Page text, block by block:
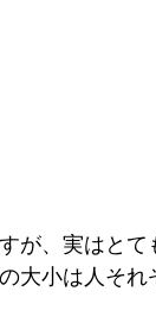
が、実はとて
大小は人それ